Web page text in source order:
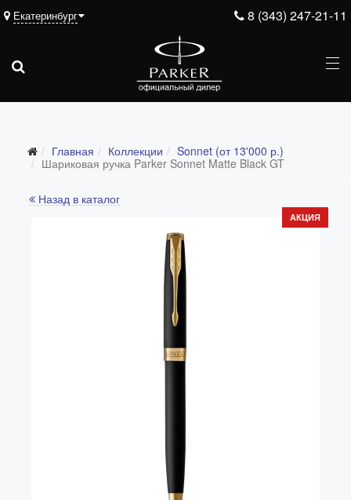
8 (343) 247-21-11
Екатеринбург
Главная Коллекции
Sonnet (от 13'000 р.)
Шариковая ручка Parker Sonnet Matte Black GT
Назад в каталог
АКЦИЯ
Все коллекции
Sonnet (от 13'000 р.)
Parker 51 (от 14'600 р.)